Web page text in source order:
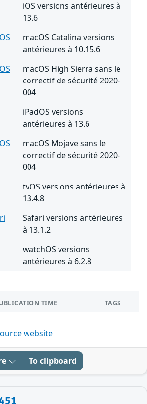
iOS versions antérieures à
13.6
macOS Catalina versions
antérieures à 10.15.6
macOS High Sierra sans le
correctif de sécurité 2020-
004
iPadOS versions
antérieures à 13.6
macOS Mojave sans le
correctif de sécurité 2020-
004
tvOS versions antérieures à
13.4.8
Safari versions antérieures
à 13.1.2
watchOS versions
antérieures à 6.2.8
TIME TAGS
website
To clipboard